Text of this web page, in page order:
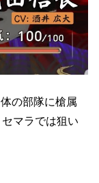
の部隊に槍属
マラでは狙い